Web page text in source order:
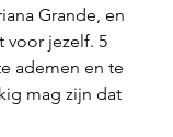
Grande, en
voor jezelf. 5
ademen en te
mag zijn dat